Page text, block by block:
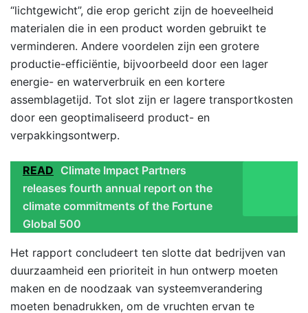
“lichtgewicht”, die erop gericht zijn de hoeveelheid
materialen die in een product worden gebruikt te
verminderen. Andere voordelen zijn een grotere
productie-efficiëntie, bijvoorbeeld door een lager
energie- en waterverbruik en een kortere
assemblagetijd. Tot slot zijn er lagere transportkosten
door een geoptimaliseerd product- en
verpakkingsontwerp.
READ Climate Impact Partners
releases fourth annual report on the
climate commitments of the Fortune
Global 500
Het rapport concludeert ten slotte dat bedrijven van
duurzaamheid een prioriteit in hun ontwerp moeten
maken en de noodzaak van systeemverandering
moeten benadrukken, om de vruchten ervan te